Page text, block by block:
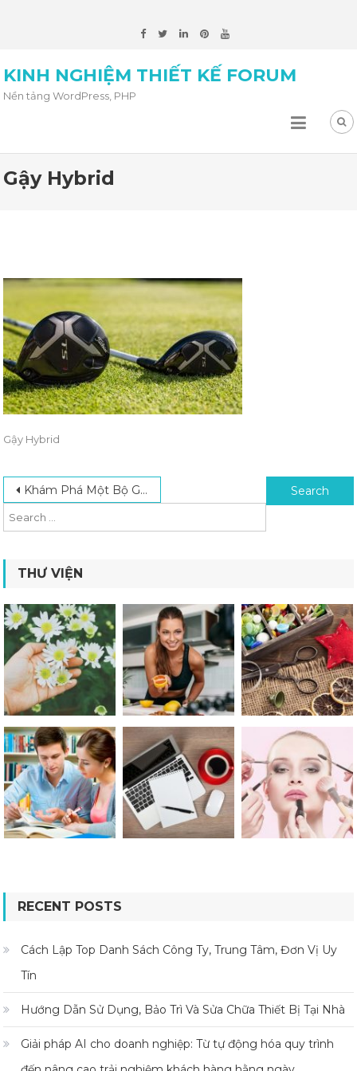
KINH NGHIỆM THIẾT KẾ FORUM
Nền tảng WordPress, PHP
Gậy Hybrid
Gậy Hybrid
Post navigation
Khám Phá Một Bộ Gậy Golf Cơ Bản Gồm Những Gì? Search for:
THƯ VIỆN
RECENT POSTS
Cách Lập Top Danh Sách Công Ty, Trung Tâm, Đơn Vị Uy
Tín
Hướng Dẫn Sử Dụng, Bảo Trì Và Sửa Chữa Thiết Bị Tại Nhà
Giải pháp AI cho doanh nghiệp: Từ tự động hóa quy trình